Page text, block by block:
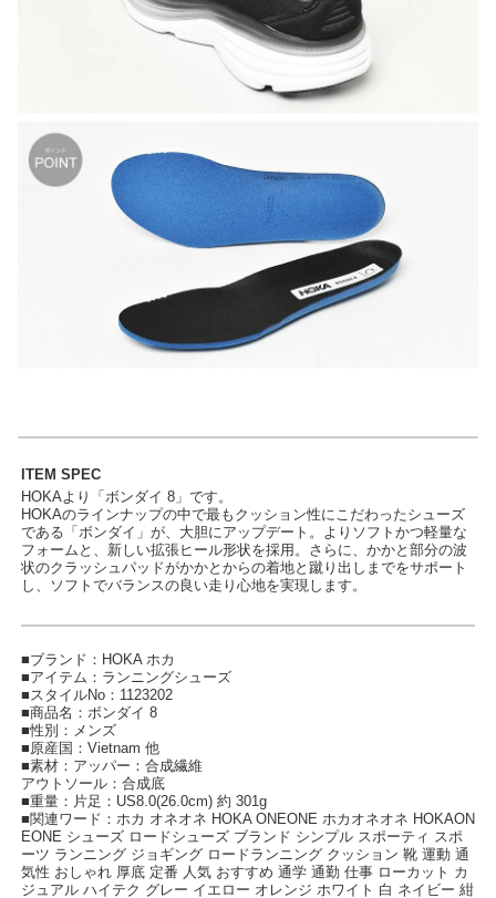
ITEM SPEC
HOKAより「ボンダイ 8」です。
HOKAのラインナップの中で最もクッション性にこだわったシューズ
である「ボンダイ」が、大胆にアップデート。よりソフトかつ軽量な
フォームと、新しい拡張ヒール形状を採用。さらに、かかと部分の波
状のクラッシュパッドがかかとからの着地と蹴り出しまでをサポート
し、ソフトでバランスの良い走り心地を実現します。
■ブランド：HOKA ホカ
■アイテム：ランニングシューズ
■スタイルNo：1123202
■商品名：ボンダイ 8
■性別：メンズ
■原産国：Vietnam 他
■素材：アッパー：合成繊維
アウトソール：合成底
■重量：片足：US8.0(26.0cm) 約 301g
■関連ワード：ホカ オネオネ HOKA ONEONE ホカオネオネ HOKAON
EONE シューズ ロードシューズ ブランド シンプル スポーティ スポ
ーツ ランニング ジョギング ロードランニング クッション 靴 運動 通
気性 おしゃれ 厚底 定番 人気 おすすめ 通学 通勤 仕事 ローカット カ
ジュアル ハイテク グレー イエロー オレンジ ホワイト 白 ネイビー 紺